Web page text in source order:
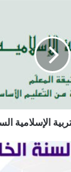
الإسلامية